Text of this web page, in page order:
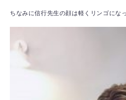
ちなみに信行先生の顔は軽くリンゴにな